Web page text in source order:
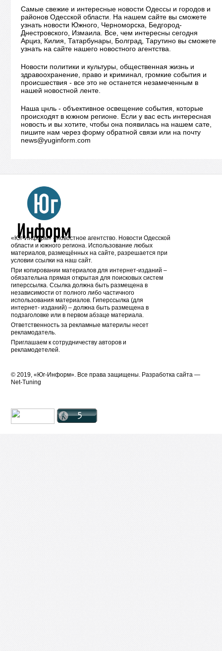
Самые свежие и интересные новости Одессы и городов и
районов Одесской области. На нашем сайте вы сможете
узнать новости Южного, Черноморска, Бедгород-
Днестровского, Измаила. Все, чем интересны сегодня
Арциз, Килия, Татарбунары, Болград, Тарутино вы сможете
узнать на сайте нашего новостного агентства.
Новости политики и культуры, общественная жизнь и
здравоохранение, право и криминал, громкие события и
происшествия - все это не останется незамеченным в
нашей новостной ленте.
Наша цнль - объективное освещение события, которые
происходят в южном регионе. Если у вас есть интересная
новость и вы хотите, чтобы она появилась на нашем сате,
пишите нам через форму обратной связи или на почту
news@yuginform.com
«Юг-Информ» - новостное агентство. Новости Одесской
области и южного региона. Использование любых
материалов, размещённых на сайте, разрешается при
условии ссылки на наш сайт.
При копировании материалов для интернет-изданий –
обязательна прямая открытая для поисковых систем
гиперссылка. Ссылка должна быть размещена в
независимости от полного либо частичного
использования материалов. Гиперссылка (для
интернет- изданий) – должна быть размещена в
подзаголовке или в первом абзаце материала.
Ответственность за рекламные материлы несет
рекламодатель.
Приглашаем к сотрудничеству авторов и
рекламодетелей.
© 2019, «Юг-Информ». Все права защищены. Разработка cайта —
Net-Tuning